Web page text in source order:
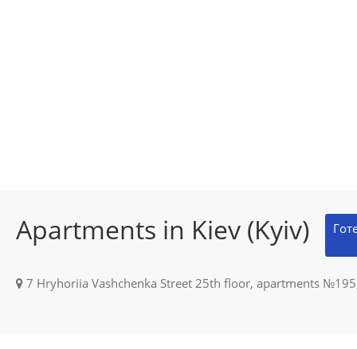
Apartments in Kiev (Kyiv)
7 Hryhoriia Vashchenka Street 25th floor, apartments